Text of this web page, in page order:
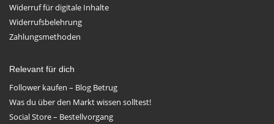
Widerruf für digitale Inhalte
Widerrufsbelehrung
Zahlungsmethoden
Relevant für dich
Follower kaufen – Blog Betrug
Was du über den Markt wissen solltest!
Social Store – Bestellvorgang